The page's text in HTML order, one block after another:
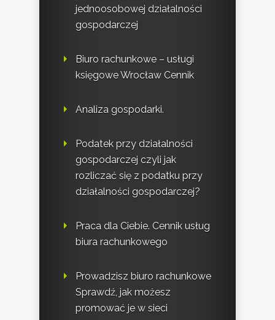
jednoosobowej działalności
gospodarczej
Biuro rachunkowe – usługi
księgowe Wrocław Cennik
Analiza gospodarki.
Podatek przy działalności
gospodarczej czyli jak
rozliczać się z podatku przy
działalności gospodarczej?
Praca dla Ciebie. Cennik usług
biura rachunkowego
Prowadzisz biuro rachunkowe
Sprawdź, jak możesz
promować je w sieci